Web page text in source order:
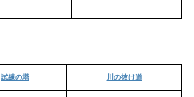
試練の塔 川の抜け道